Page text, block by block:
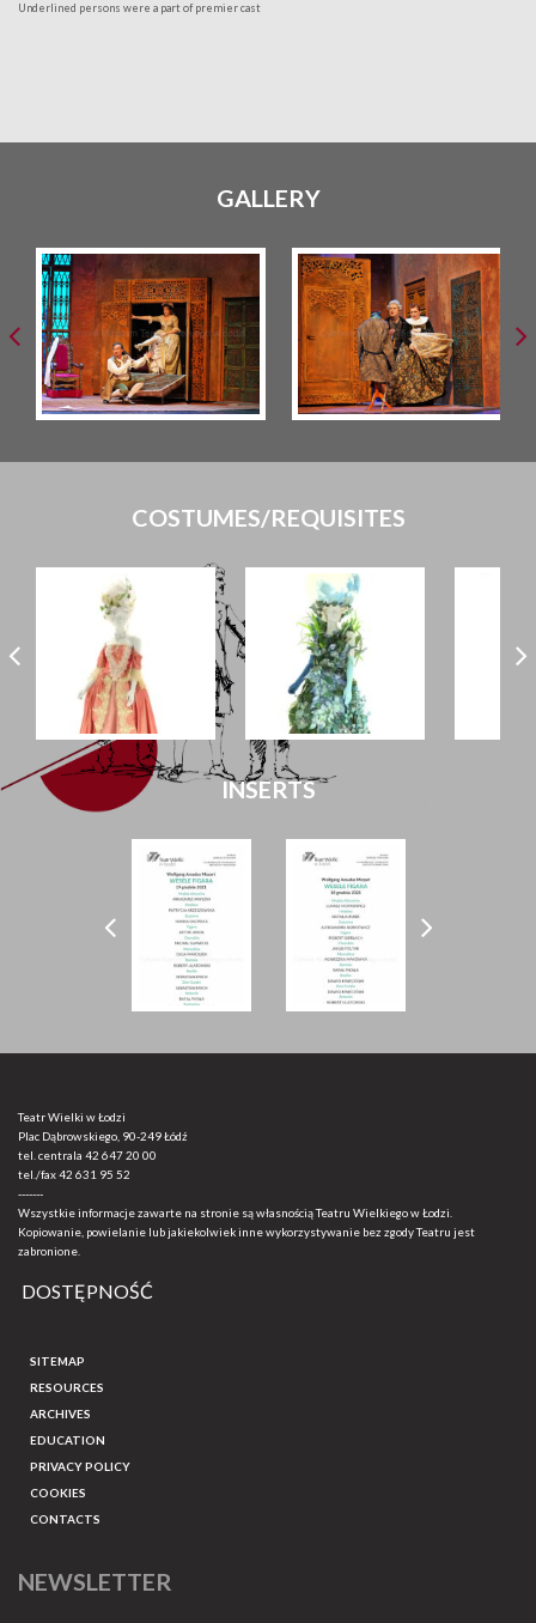
Underlined persons were a part of premier cast
GALLERY
COSTUMES/REQUISITES
INSERTS
Teatr Wielki w Łodzi
Plac Dąbrowskiego, 90-249 Łódź
tel. centrala 42 647 20 00
tel./fax42 631 95 52
-------
Wszystkie informacje zawarte na stronie są własnością Teatru Wielkiego w Łodzi.
Kopiowanie, powielanie lub jakiekolwiek inne wykorzystywanie bez zgody Teatru jest
zabronione.
DOSTĘPNOŚĆ
SITEMAP
RESOURCES
ARCHIVES
EDUCATION
PRIVACY POLICY
COOKIES
CONTACTS
NEWSLETTER